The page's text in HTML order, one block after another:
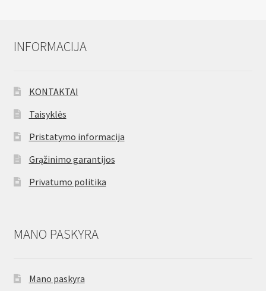
INFORMACIJA
KONTAKTAI
Taisyklės
Pristatymo informacija
Grąžinimo garantijos
Privatumo politika
MANO PASKYRA
Mano paskyra